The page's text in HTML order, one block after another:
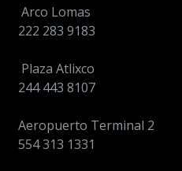
Arco Lomas
222 283 9183
Plaza Atlixco
244 443 8107
Aeropuerto Terminal 2
554 313 1331